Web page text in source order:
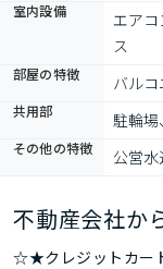
室内設備
エアコ
ス
部屋の特徴 バル
共用部 駐輪場
その他の特徴 公営
不動産会社か
☆★クレジットカー